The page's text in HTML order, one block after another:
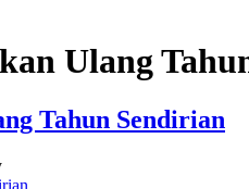
Ulang
Tahun Sendirian